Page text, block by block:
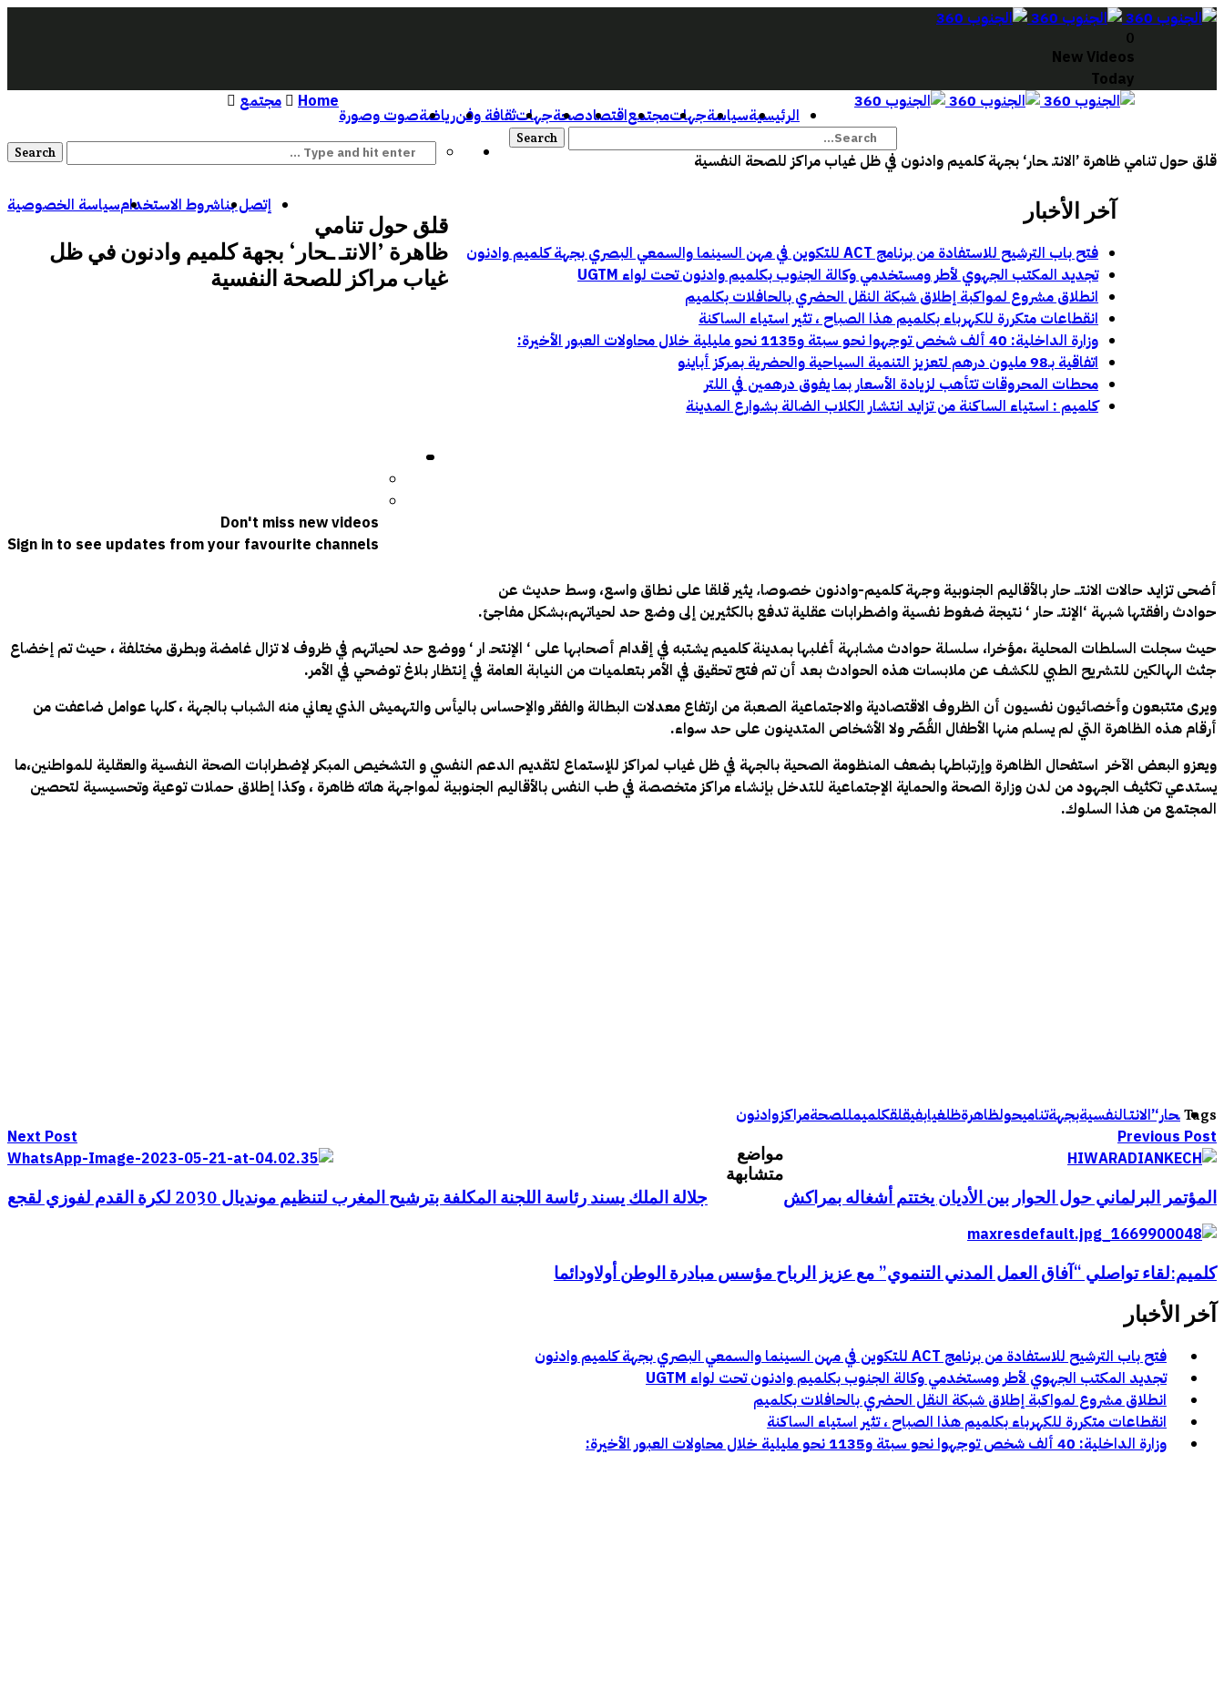
0
New Videos
Today
الرئيسيةسياسةجهاتمجتمعاقتصادصحةجهاتثقافة وفنرياضةصوت وصورة
آخر الأخبار
فتح باب الترشيح للاستفادة من برنامج ACT للتكوين في مهن السينما والسمعي البصري بجهة كلميم وادنون
تجديد المكتب الجهوي لأطر ومستخدمي وكالة الجنوب بكلميم وادنون تحت لواء UGTM
انطلاق مشروع لمواكبة إطلاق شبكة النقل الحضري بالحافلات بكلميم
انقطاعات متكررة للكهرباء بكلميم هذا الصباح ، تثير استياء الساكنة
وزارة الداخلية: 40 ألف شخص توجهوا نحو سبتة و1135 نحو مليلية خلال محاولات العبور الأخيرة:
اتفاقية بـ98 مليون درهم لتعزيز التنمية السياحية والحضرية بمركز أباينو
محطات المحروقات تتأهب لزيادة الأسعار بما يفوق درهمين في اللتر
كلميم : استياء الساكنة من تزايد انتشار الكلاب الضالة بشوارع المدينة
إتصل بناشروط الاستخدامسياسة الخصوصية
Don't miss new videos
Sign in to see updates from your favourite channels
Home مجتمع
قلق حول تنامي ظاهرة ’الانتـ ـحار‘ بجهة كلميم وادنون في ظل غياب مراكز للصحة النفسية
قلق حول تنامي
ظاهرة ’الانتـ ـحار‘ بجهة كلميم وادنون في ظل
غياب مراكز للصحة النفسية
أضحى تزايد حالات الانتـــ حار بالأقاليم الجنوبية وجهة كلميم-وادنون خصوصا، يثير قلقا على نطاق واسع، وسط حديث عن
حوادث رافقتها شبهة ‘الإنتــ حار ‘ نتيجة ضغوط نفسية واضطرابات عقلية تدفع بالكثيرين إلى وضع حد لحياتهم،بشكل مفاجئ.
حيث سجلت السلطات المحلية ،مؤخرا، سلسلة حوادث مشابهة أغلبها بمدينة كلميم يشتبه في إقدام أصحابها على ‘ الإنتحـ ار ‘ ووضع حد لحياتهم في ظروف لا تزال غامضة وبطرق مختلفة ، حيث تم إخضاع
جثث الهالكين للتشريح الطبي للكشف عن ملابسات هذه الحوادث بعد أن تم فتح تحقيق في الأمر بتعلميات من النيابة العامة في إنتظار بلاغ توضحي في الأمر.
ويرى متتبعون وأخصائيون نفسيون أن الظروف الاقتصادية والاجتماعية الصعبة من ارتفاع معدلات البطالة والفقر والإحساس باليأس والتهميش الذي يعاني منه الشباب بالجهة ، كلها عوامل ضاعفت من
أرقام هذه الظاهرة التي لم يسلم منها الأطفال القُصّر ولا الأشخاص المتدينون على حد سواء.
ويعزو البعض الآخر استفحال الظاهرة وإرتباطها بضعف المنظومة الصحية بالجهة في ظل غياب لمراكز للإستماع لتقديم الدعم النفسي و التشخيص المبكر لإضطرابات الصحة النفسية والعقلية للمواطنين،ما
يستدعي تكثيف الجهود من لدن وزارة الصحة والحماية الإجتماعية للتدخل بإنشاء مراكز متخصصة في طب النفس بالأقاليم الجنوبية لمواجهة هاته ظاهرة ، وكذا إطلاق حملات توعية وتحسيسية لتحصين
المجتمع من هذا السلوك.
Tags ـحار‘’الانتـالنفسيةبجهةتناميحولظاهرةظلغيابفيقلقكلميمللصحةمراكزوادنون
Previous Post
المؤتمر البرلماني حول الحوار بين الأديان يختتم أشغاله بمراكش
Next Post
جلالة الملك يسند رئاسة اللجنة المكلفة بترشيح المغرب لتنظيم مونديال 2030 لكرة القدم لفوزي لقجع
مواضع
متشابهة
كلميم:لقاء تواصلي “آفاق العمل المدني التنموي” مع عزيز الرباح مؤسس مبادرة الوطن أولاودائما
آخر الأخبار
فتح باب الترشيح للاستفادة من برنامج ACT للتكوين في مهن السينما والسمعي البصري بجهة كلميم وادنون
تجديد المكتب الجهوي لأطر ومستخدمي وكالة الجنوب بكلميم وادنون تحت لواء UGTM
انطلاق مشروع لمواكبة إطلاق شبكة النقل الحضري بالحافلات بكلميم
انقطاعات متكررة للكهرباء بكلميم هذا الصباح ، تثير استياء الساكنة
وزارة الداخلية: 40 ألف شخص توجهوا نحو سبتة و1135 نحو مليلية خلال محاولات العبور الأخيرة: